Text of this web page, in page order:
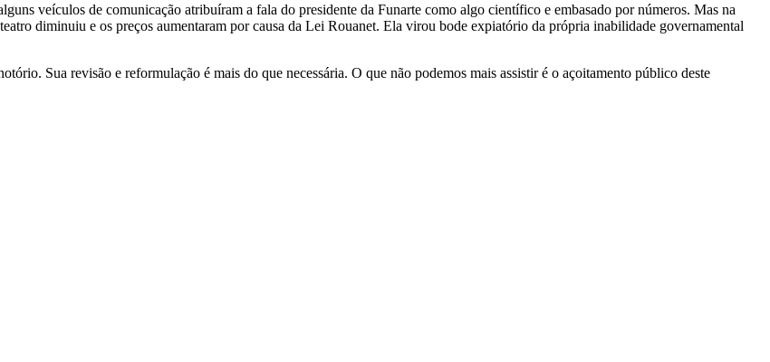
veículos de comunicação atribuíram a fala do presidente da Funarte como algo científico e embasado por números. Mas na
diminuiu e os preços aumentaram por causa da Lei Rouanet. Ela virou bode expiatório da própria inabilidade governamental
Sua revisão e reformulação é mais do que necessária. O que não podemos mais assistir é o açoitamento público deste